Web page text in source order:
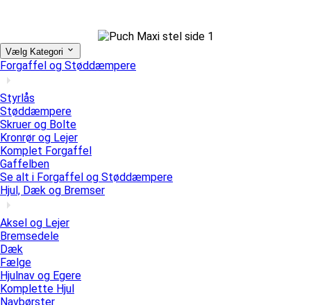
Vælg Kategori
Forgaffel og Støddæmpere
Styrlås
Støddæmpere
Skruer og Bolte
Kronrør og Lejer
Komplet Forgaffel
Gaffelben
Se alt i Forgaffel og Støddæmpere
Hjul, Dæk og Bremser
Aksel og Lejer
Bremsedele
Dæk
Fælge
Hjulnav og Egere
Komplette Hjul
Navbørster